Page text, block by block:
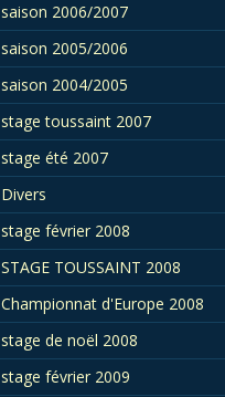
saison 2006/2007
saison 2005/2006
saison 2004/2005
stage toussaint 2007
stage été 2007
Divers
stage février 2008
STAGE TOUSSAINT 2008
Championnat d'Europe 2008
stage de noël 2008
stage février 2009